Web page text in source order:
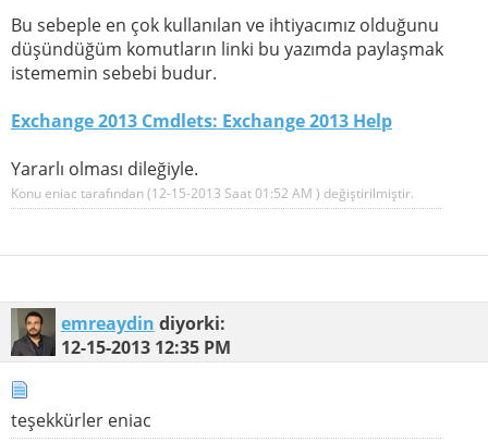
Bu sebeple en çok kullanılan ve ihtiyacımız olduğunu
düşündüğüm komutların linki bu yazımda paylaşmak
istememin sebebi budur.
Exchange 2013 Cmdlets: Exchange 2013 Help
Yararlı olması dileğiyle.
Konu eniac tarafından (12-15-2013 Saat01:52 AM ) değiştirilmiştir.
emreaydin diyorki:
12-15-2013 12:35 PM
teşekkürler eniac